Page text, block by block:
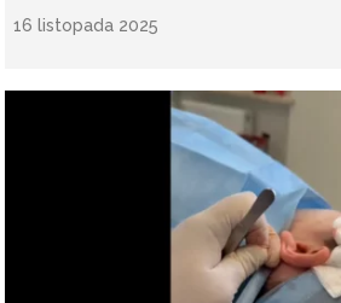
16 listopada 2025